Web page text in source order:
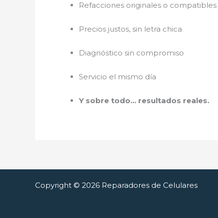
Refacciones originales o
Precios justos, sin letra chica
Diagnóstico sin compromiso
Servicio el mismo día
Y sobre todo… resultados reales.
Copyright © 2026 Reparadores de Celulares